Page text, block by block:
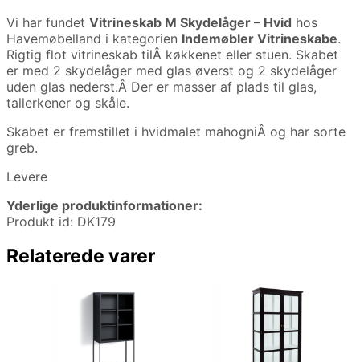
Vi har fundet Vitrineskab M Skydelåger – Hvid hos
Havemøbelland i kategorien Indemøbler Vitrineskabe.
Rigtig flot vitrineskab tilÂ køkkenet eller stuen. Skabet
er med 2 skydelåger med glas øverst og 2 skydelåger
uden glas nederst.Â Der er masser af plads til glas,
tallerkener og skåle.
Skabet er fremstillet i hvidmalet mahogniÂ og har sorte
greb.
Levere
Yderlige produktinformationer:
Produkt id: DK179
Relaterede varer